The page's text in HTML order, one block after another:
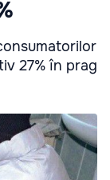
27% în prag